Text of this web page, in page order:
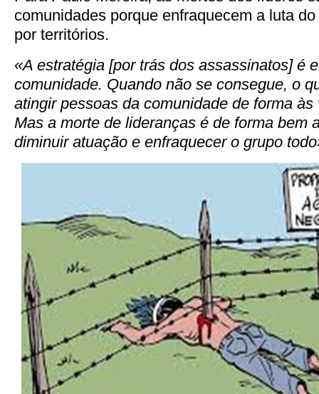
comunidades porque enfraquecem a luta
por territórios.
«A estratégia [por trás dos assassinatos] é
comunidade. Quando não se consegue, o
atingir pessoas da comunidade de forma
Mas a morte de lideranças é de forma bem
diminuir atuação e enfraquecer o grupo